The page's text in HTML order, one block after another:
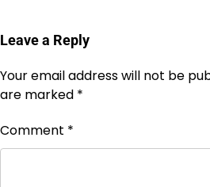
Leave a Reply
Your email address will not be
are marked *
Comment *